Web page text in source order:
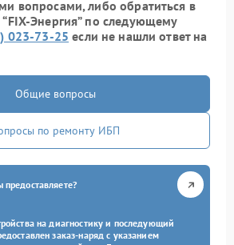
вопросами, либо обратиться в
Энергия” по следующему
023-73-25 если не нашли ответ на
Общие вопросы
по ремонту ИБП
на диагностику и последующий
заказ-наряд с указанием